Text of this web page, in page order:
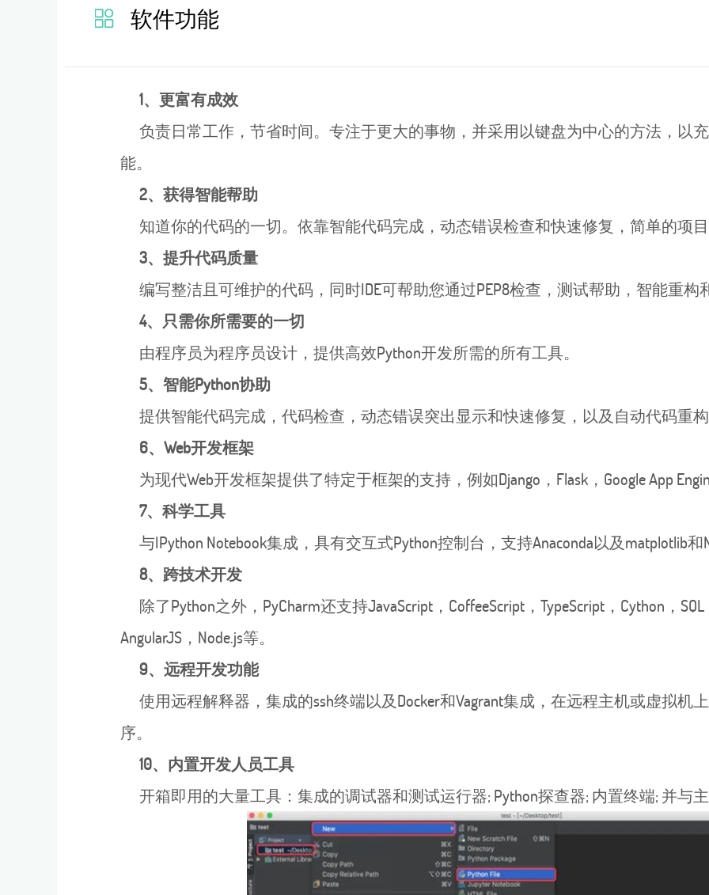
软件功能
1、更富有成效
负责日常工作，节省时间。专注于更大的事物，并采用以键盘为中心的方法，以
能。
2、获得智能帮助
知道你的代码的一切。依靠智能代码完成，动态错误检查和快速修复，简单的项
3、提升代码质量
编写整洁且可维护的代码，同时IDE可帮助您通过PEP8检查，测试帮助，智能重构
4、只需你所需要的一切
由程序员为程序员设计，提供高效Python开发所需的所有工具。
5、智能Python协助
提供智能代码完成，代码检查，动态错误突出显示和快速修复，以及自动代码重
6、Web开发框架
为现代Web开发框架提供了特定于框架的支持，例如Django，Flask，Google App
7、科学工具
与IPython Notebook集成，具有交互式Python控制台，支持Anaconda以及matplotlib
8、跨技术开发
除了Python之外，PyCharm还支持JavaScript，CoffeeScript，TypeScript，Cython，
AngularJS，Node.js等。
9、远程开发功能
使用远程解释器，集成的ssh终端以及Docker和Vagrant集成，在远程主机或虚拟机
序。
10、内置开发人员工具
开箱即用的大量工具：集成的调试器和测试运行器; Python探查器; 内置终端; 并与